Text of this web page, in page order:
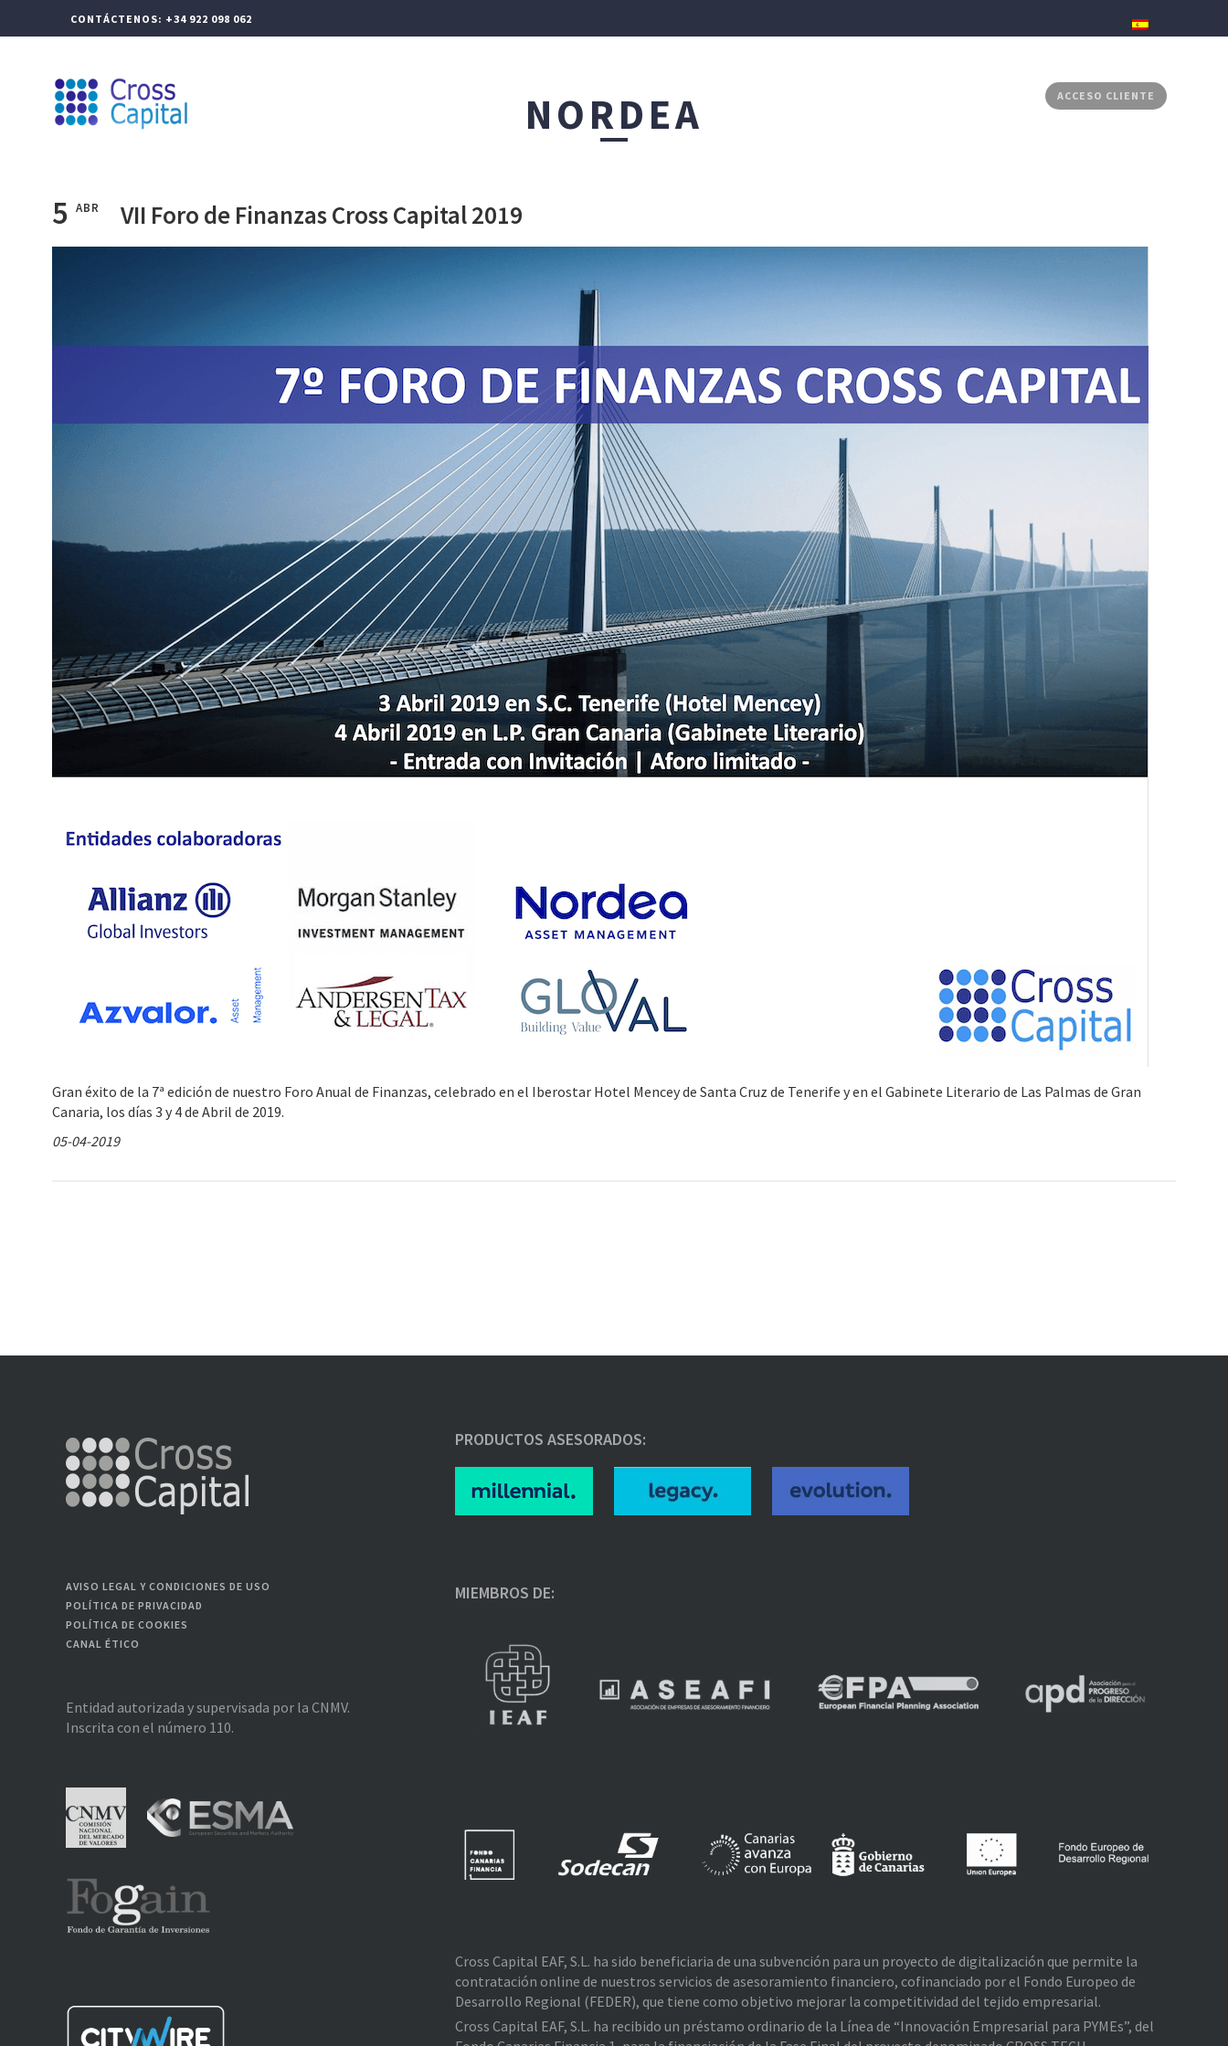
CONTÁCTENOS: +34 922 098 062
ACCESO CLIENTE
NORDEA
5 ABR VII Foro de Finanzas Cross Capital 2019
Gran éxito de la 7ª edición de nuestro Foro Anual de Finanzas, celebrado en el Iberostar Hotel Mencey de Santa Cruz de Tenerife y en el Gabinete Literario de Las Palmas de Gran
Canaria, los días 3 y 4 de Abril de 2019.
05-04-2019
AVISO LEGAL Y CONDICIONES DE USO
POLÍTICA DE PRIVACIDAD
POLÍTICA DE COOKIES
CANAL ÉTICO
Entidad autorizada y supervisada por la CNMV.
Inscrita con el número 110.
PRODUCTOS ASESORADOS:
MIEMBROS DE:
Cross Capital EAF, S.L. ha sido beneficiaria de una subvención para un proyecto de digitalización que permite la
contratación online de nuestros servicios de asesoramiento financiero, cofinanciado por el Fondo Europeo de
Desarrollo Regional (FEDER), que tiene como objetivo mejorar la competitividad del tejido empresarial.
Cross Capital EAF, S.L. ha recibido un préstamo ordinario de la Línea de “Innovación Empresarial para PYMEs”, del